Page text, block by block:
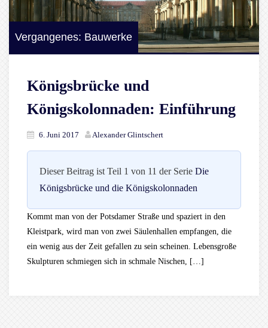
Vergangenes: Bauwerke
Königsbrücke und
Königskolonnaden: Einführung
6. Juni 2017 Alexander Glintschert
Dieser Beitrag ist Teil 1 von 11 der Serie Die
Königsbrücke und die Königskolonnaden
Kommt man von der Potsdamer Straße und spaziert in den
Kleistpark, wird man von zwei Säulenhallen empfangen, die
ein wenig aus der Zeit gefallen zu sein scheinen. Lebensgroße
Skulpturen schmiegen sich in schmale Nischen, […]